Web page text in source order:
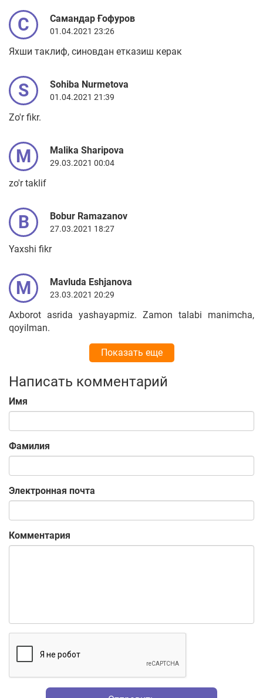
С Самандар Ғофуров
01.04.2021 23:26
Яхши таклиф, синовдан етказиш керак
S Sohiba Nurmetova
01.04.2021 21:39
Zo'r fikr.
M Malika Sharipova
29.03.2021 00:04
zo'r taklif
B Bobur Ramazanov
27.03.2021 18:27
Yaxshi fikr
M Mavluda Eshjanova
23.03.2021 20:29
Axborot asrida yashayapmiz. Zamon talabi manimcha,
qoyilman.
Показать еще
Написать комментарий
Имя
Фамилия
Электронная почта
Комментария